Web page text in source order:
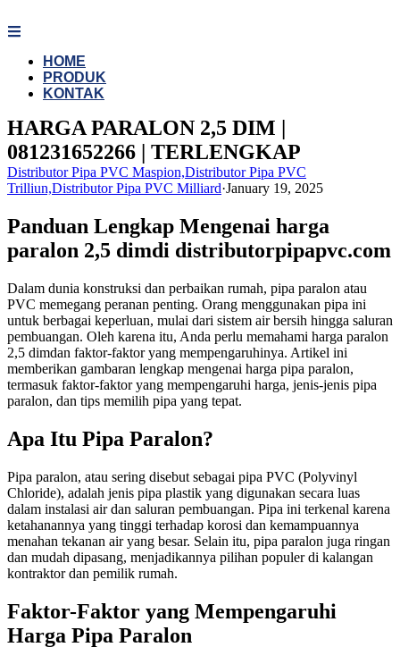
to
HOME
PRODUK
KONTAK
HARGA PARALON 2,5 DIM |
081231652266 | TERLENGKAP
Distributor Pipa PVC Maspion,Distributor Pipa PVC
Trilliun,Distributor Pipa PVC Milliard·January 19, 2025
Panduan Lengkap Mengenai harga
paralon 2,5 dimdi distributorpipapvc.com
Dalam dunia konstruksi dan perbaikan rumah, pipa paralon atau
PVC memegang peranan penting. Orang menggunakan pipa ini
untuk berbagai keperluan, mulai dari sistem air bersih hingga saluran
pembuangan. Oleh karena itu, Anda perlu memahami harga paralon
2,5 dimdan faktor-faktor yang mempengaruhinya. Artikel ini
memberikan gambaran lengkap mengenai harga pipa paralon,
termasuk faktor-faktor yang mempengaruhi harga, jenis-jenis pipa
paralon, dan tips memilih pipa yang tepat.
Apa Itu Pipa Paralon?
Pipa paralon, atau sering disebut sebagai pipa PVC (Polyvinyl
Chloride), adalah jenis pipa plastik yang digunakan secara luas
dalam instalasi air dan saluran pembuangan. Pipa ini terkenal karena
ketahanannya yang tinggi terhadap korosi dan kemampuannya
menahan tekanan air yang besar. Selain itu, pipa paralon juga ringan
dan mudah dipasang, menjadikannya pilihan populer di kalangan
kontraktor dan pemilik rumah.
Faktor-Faktor yang Mempengaruhi
Harga Pipa Paralon